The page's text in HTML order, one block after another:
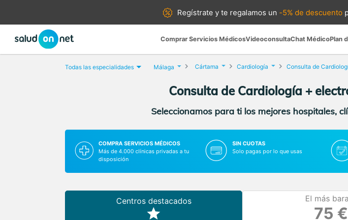
Regístrate yte regalamos un -5% de descuento
Comprar Servicios MédicosVideoconsultaChat MédicoPlan
Todas las especialidades Málaga Cártama Cardiología
Consulta de Cardiología +
Seleccionamos para ti los mejores hospitales,
COMPRA SERVICIOS MÉDICOS
Más de 4.000 clínicas privadas a tu
disposición
SIN CUOTAS
Solo pagas por lo que usas
Centros destacados El más
75 €